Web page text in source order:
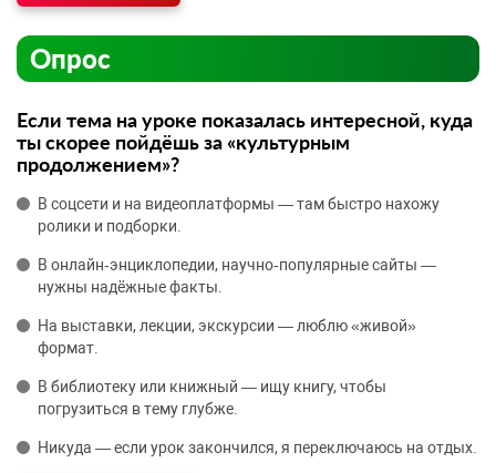
Опрос
Если тема на уроке показалась интересной, куда
ты скорее пойдёшь за «культурным
продолжением»?
В соцсети и на видеоплатформы — там быстро нахожу
ролики и подборки.
В онлайн‑энциклопедии, научно‑популярные сайты —
нужны надёжные факты.
На выставки, лекции, экскурсии — люблю «живой»
формат.
В библиотеку или книжный — ищу книгу, чтобы
погрузиться в тему глубже.
Никуда — если урок закончился, я переключаюсь на отдых.